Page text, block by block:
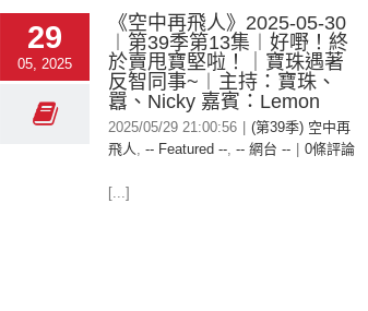
29
05, 2025
《空中再飛人》2025-05-30
︱第39季第13集︱好嘢！終
於賣甩寶堅啦！｜寶珠遇著
反智同事~︱主持：寶珠、
囂、Nicky 嘉賓：Lemon
2025/05/29 21:00:56
(第39季) 空中再
飛人, -- Featured --, -- 網台 -- 0條評論
[...]